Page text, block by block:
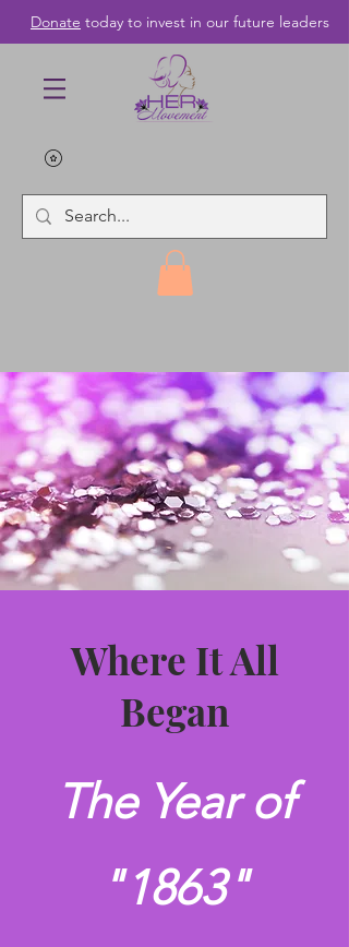
Donate today to invest in our future leaders
Where It All
Began
The Year of
"1863"